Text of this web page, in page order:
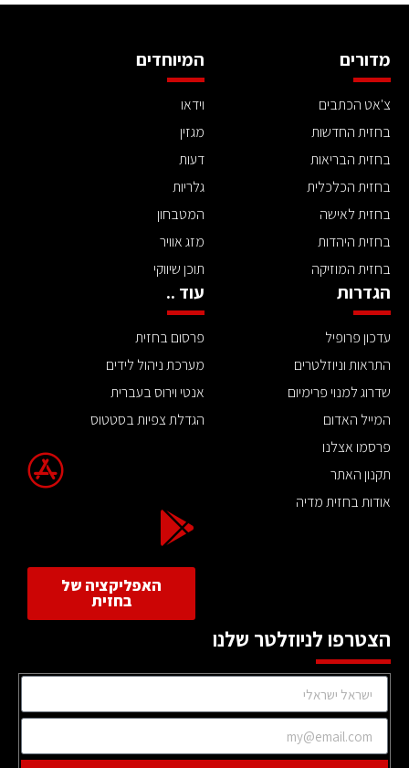
מדורים
צ'אט הכתבים
בחזית החדשות
בחזית הבריאות
בחזית הכלכלית
בחזית לאישה
בחזית היהדות
בחזית המוזיקה
המיוחדים
וידאו
מגזין
דעות
גלריות
המטבחון
מזג אוויר
תוכן שיווקי
הגדרות
עדכון פרופיל
התראות וניוזלטרים
שדרוג למנוי פרימיום
המייל האדום
פרסמו אצלנו
תקנון האתר
אודות בחזית מדיה
עוד ..
פרסום בחזית
מערכת ניהול לידים
אנטי וירוס בעברית
הגדלת צפיות בסטטוס
האפליקציה של
בחזית
הצטרפו לניוזלטר שלנו